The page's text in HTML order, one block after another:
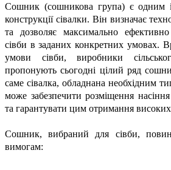
Сошник (сошникова група) є одним
конструкції сівалки. Він визначає
та дозволяє максимально
сівби в заданих конкретних умовах.
умови сівби, виробники
пропонують сьогодні цілий ряд
саме сівалка, обладнана необхідним
може забезпечити розміщення
та гарантувати цим отримання
Сошник, вибраний для сівби,
вимогам: